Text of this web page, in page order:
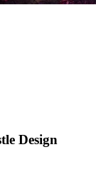
Design